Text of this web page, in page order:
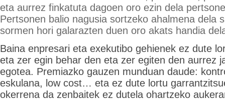
eta aurrez finkatuta dagoen oro ezin dela
Pertsonen balio nagusia sortzeko ahalmena dela
sormen hori galarazten duen oro akats handia
Baina enpresari eta exekutibo gehienek ez dute
eta zer egin behar den eta zer egiten den aurrez
egotea. Premiazko gauzen munduan daude:
eskulana, low cost… eta ez dute lortu
okerrena da zenbaitek ez dutela ohartzeko